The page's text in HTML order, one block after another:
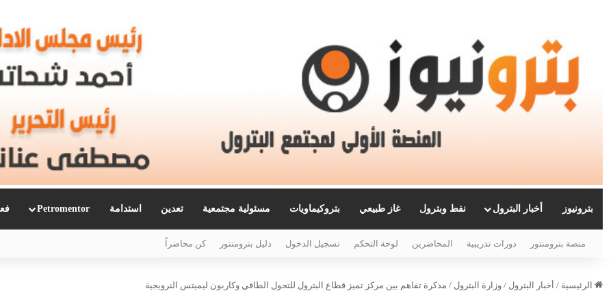
بترونيوز أخبار البترول نفط وبترول غاز طبيعي بتروكيماويات مسئولية مجتمعية تعدين استدامة Petromentor
منصة بترومنتور دورات تدريبية المحاضرين لوحة التحكم تسجيل الدخول دليل بترومنتور كن محاضراً
الرئيسية / أخبار البترول / وزارة البترول / مذكرة تفاهم بين مركز تميز قطاع البترول للتحول الطاقي وكاربون ليميتس النرويجية